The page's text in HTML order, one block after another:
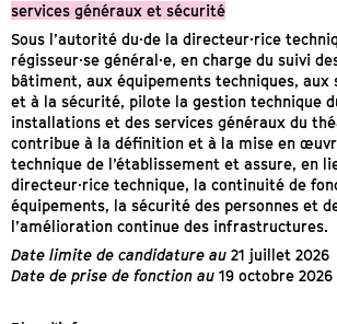
services généraux et sécurité
Sous l’autorité du·de la directeur·rice
régisseur·se général·e, en charge du suivi
bâtiment, aux équipements techniques, aux
et à la sécurité, pilote la gestion technique
installations et des services généraux du
contribue à la définition et à la mise en
technique de l’établissement et assure, en
directeur·rice technique, la continuité de
équipements, la sécurité des personnes et
l’amélioration continue des infrastructures.
Date limite de candidature au 21 juillet 2026
Date de prise de fonction au 19 octobre 2026